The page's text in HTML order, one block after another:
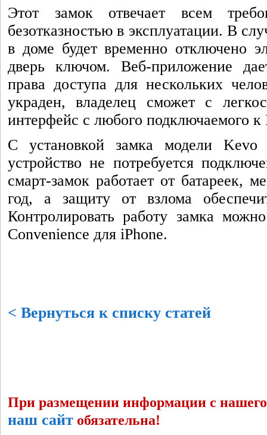
Этот замок отвечает всем
безотказностью в эксплуатации. В
в доме будет временно отключено
дверь ключом. Веб-приложение
права доступа для нескольких
украден, владелец сможет с
интерфейс с любого подключаемого к
С установкой замка модели Kevo
устройство не потребуется
смарт-замок работает от батареек,
год, а защиту от взлома
Контролировать работу замка
Convenience для iPhone.
< Вернуться к списку статей
При размещении информации с
наш сайт обязательна!